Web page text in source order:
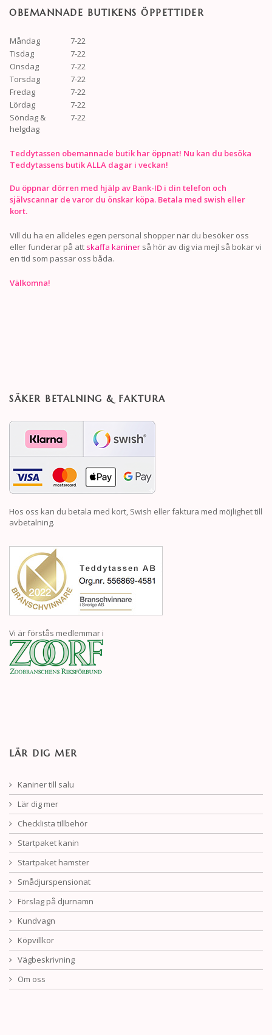
OBEMANNADE BUTIKENS ÖPPETTIDER
Måndag
7-22
Tisdag
7-22
Onsdag
7-22
Torsdag
7-22
Fredag
7-22
Lördag
7-22
Söndag &
helgdag
7-22
Teddytassen obemannade butik har öppnat! Nu kan du besöka
Teddytassens butik ALLA dagar i veckan!
Du öppnar dörren med hjälp av Bank-ID i din telefon och
självscannar de varor du önskar köpa. Betala med swish eller
kort.
Vill du ha en alldeles egen personal shopper när du besöker oss
eller funderar på att skaffa kaniner så hör av dig via mejl så bokar vi
en tid som passar oss båda.
Välkomna!
SÄKER BETALNING & FAKTURA
Hos oss kan du betala med kort, Swish eller faktura med möjlighet till
avbetalning.
Vi är förstås medlemmar i
LÄR DIG MER
Kaniner till salu
Lär dig mer
Checklista tillbehör
Startpaket kanin
Startpaket hamster
Smådjurspensionat
Förslag på djurnamn
Kundvagn
Köpvillkor
Vägbeskrivning
Om oss